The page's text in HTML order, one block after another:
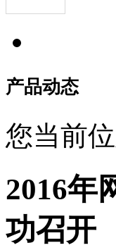
产品动态
您当前位
2016年
功召开